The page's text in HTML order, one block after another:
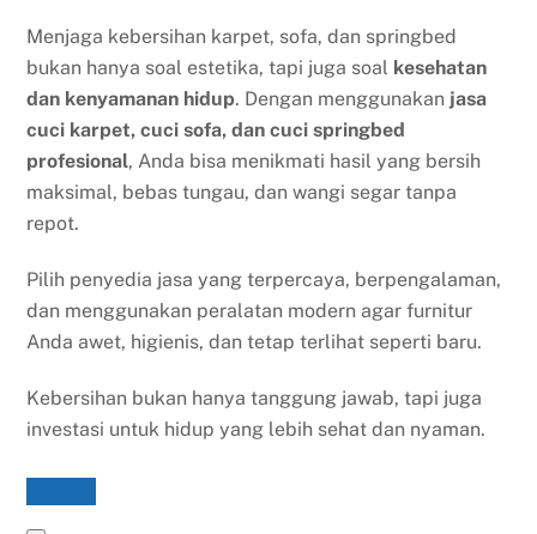
Menjaga kebersihan karpet, sofa, dan springbed
bukan hanya soal estetika, tapi juga soal kesehatan
dan kenyamanan hidup. Dengan menggunakan jasa
cuci karpet, cuci sofa, dan cuci springbed
profesional, Anda bisa menikmati hasil yang bersih
maksimal, bebas tungau, dan wangi segar tanpa
repot.
Pilih penyedia jasa yang terpercaya, berpengalaman,
dan menggunakan peralatan modern agar furnitur
Anda awet, higienis, dan tetap terlihat seperti baru.
Kebersihan bukan hanya tanggung jawab, tapi juga
investasi untuk hidup yang lebih sehat dan nyaman.